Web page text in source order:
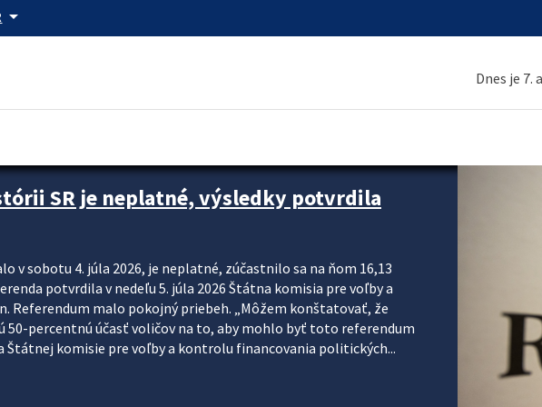
arrow_drop_down
Dnes je 7.
SR je neplatné, výsledky potvrdila
v sobotu 4. júla 2026, je neplatné, zúčastnilo sa na ňom 16,13
potvrdila v nedeľu 5. júla 2026 Štátna komisia pre voľby a
Referendum malo pokojný priebeh. „Môžem konštatovať, že
50-percentnú účasť voličov na to, aby mohlo byť toto referendum
Štátnej komisie pre voľby a kontrolu financovania politických...